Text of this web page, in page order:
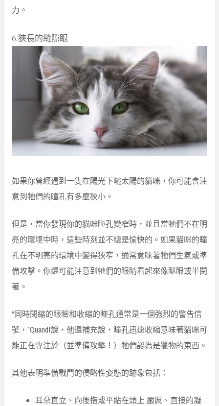
力。
6.狹長的縫隙眼
如果你曾經遇到一隻在陽光下曬太陽的貓咪，你可能會注
意到牠們的瞳孔有多麼狹小。
但是，當你發現你的貓咪瞳孔變窄時，並且當牠們不在明
亮的環境中時，這些時刻並不總是愉快的。如果貓咪的瞳
孔在不明亮的環境中變得狹窄，通常意味著牠們生氣或準
備攻擊。你還可能注意到牠們的眼睛看起來像瞇眼或半閉
著。
“同時閉縮的眼瞼和收縮的瞳孔通常是一個強烈的警告信
號，”Quandt說，他還補充說，瞳孔迅速收縮意味著貓咪可
能正在專注於（並準備攻擊！）牠們認為是獵物的東西。
其他表明準備戰鬥的侵略性姿態的跡象包括：
耳朵直立、向後指或平貼在頭上 嚴厲、直接的凝